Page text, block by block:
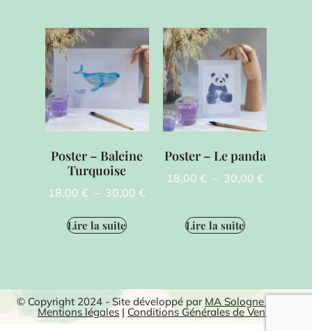
Poster – Baleine
Turquoise
18,00€ – 30,00€
Lire la suite
Poster – Le panda
18,00 € – 30,00 €
Lire la suite
© Copyright 2024 - Site développé par MA Sologne Web
Mentions légales | Conditions Générales de Vente